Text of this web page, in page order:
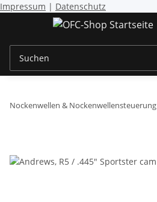
Impressum | Datenschutz
Nockenwellen & Nockenwellensteuerung